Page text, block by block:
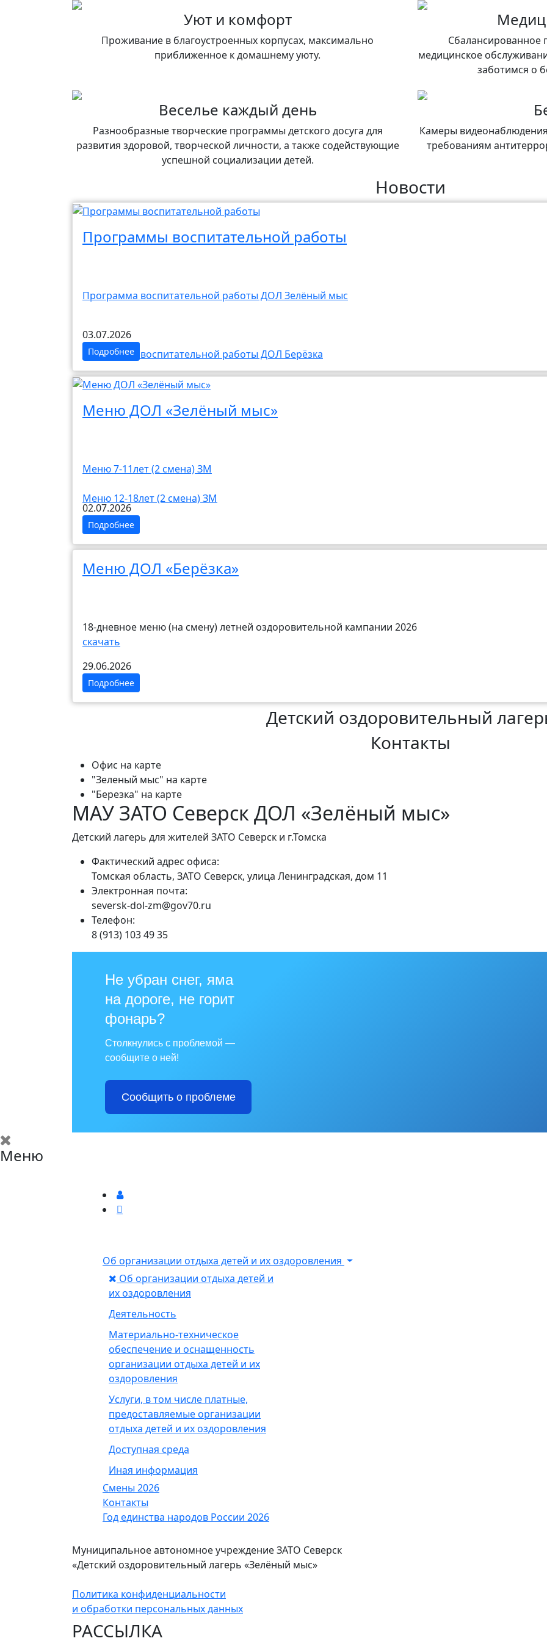
Уют и комфорт
Проживание в благоустроенных корпусах, максимально
приближенное к домашнему уюту.
Сбалансированное
медицинское
заботимся о
Веселье каждый день
Разнообразные творческие программы детского досуга для
развития здоровой, творческой личности, а также содействующие
успешной социализации детей.
Камеры
требованиям
Новости
Программы воспитательной работы
Программа воспитательной работы ДОЛ Зелёный мыс
Программа воспитательной работы ДОЛ Берёзка
03.07.2026
Подробнее
Меню ДОЛ «Зелёный мыс»
Меню 7-11лет (2 смена) ЗМ
Меню 12-18лет (2 смена) ЗМ
02.07.2026
Подробнее
Меню ДОЛ «Берёзка»
18-дневное меню (на смену) летней оздоровительной кампании 2026
скачать
29.06.2026
Подробнее
Детский оздоровительный
Контакты
Офис на карте
"Зеленый мыс" на карте
"Березка" на карте
МАУ ЗАТО Северск ДОЛ «Зелёный мыс»
Детский лагерь для жителей ЗАТО Северск и г.Томска
Фактический адрес офиса:
Томская область, ЗАТО Северск, улица Ленинградская, дом 11
Электронная почта:
seversk-dol-zm@gov70.ru
Телефон:
8 (913) 103 49 35
Не убран снег, яма
на дороге, не горит
фонарь?
Столкнулись с проблемой —
сообщите о ней!
Сообщить о проблеме
Меню
Об организации отдыха детей и их оздоровления
Об организации отдыха детей и
их оздоровления
Деятельность
Материально-техническое
обеспечение и оснащенность
организации отдыха детей и их
оздоровления
Услуги, в том числе платные,
предоставляемые организации
отдыха детей и их оздоровления
Доступная среда
Иная информация
Смены 2026
Контакты
Год единства народов России 2026
РАССЫЛКА
Муниципальное автономное учреждение ЗАТО Северск
«Детский оздоровительный лагерь «Зелёный мыс»
Политика конфиденциальности
и обработки персональных данных